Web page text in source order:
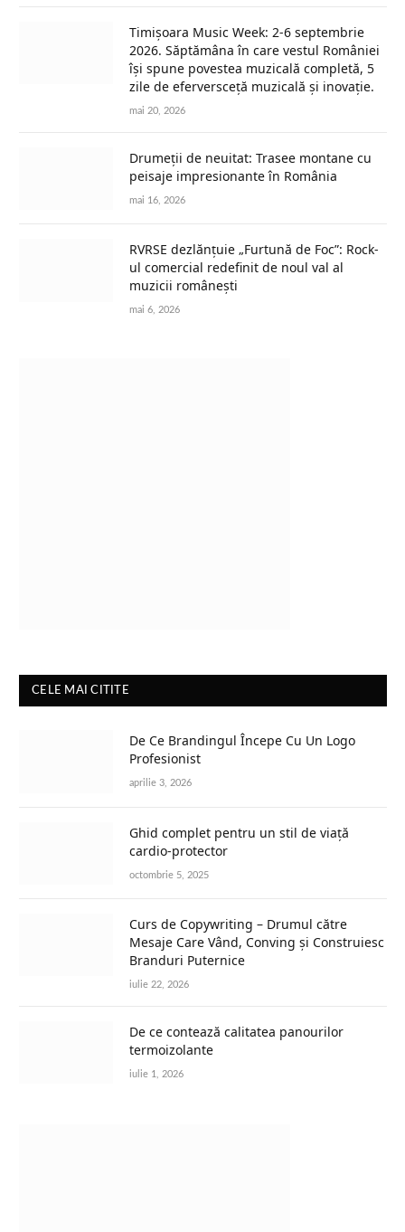
Timișoara Music Week: 2-6 septembrie
2026. Săptămâna în care vestul României
își spune povestea muzicală completă, 5
zile de eferversceță muzicală și inovație.
mai 20, 2026
Drumeții de neuitat: Trasee montane cu
peisaje impresionante în România
mai 16, 2026
RVRSE dezlănțuie „Furtună de Foc”: Rock-
ul comercial redefinit de noul val al
muzicii românești
mai 6, 2026
CELE MAI CITITE
De Ce Brandingul Începe Cu Un Logo
Profesionist
aprilie 3, 2026
Ghid complet pentru un stil de viață
cardio-protector
octombrie 5, 2025
Curs de Copywriting – Drumul către
Mesaje Care Vând, Conving și Construiesc
Branduri Puternice
iulie 22, 2026
De ce contează calitatea panourilor
termoizolante
iulie 1, 2026